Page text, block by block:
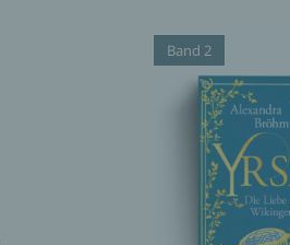
Band 2